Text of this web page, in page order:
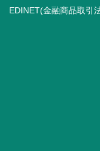
EDINET(金融商品取引